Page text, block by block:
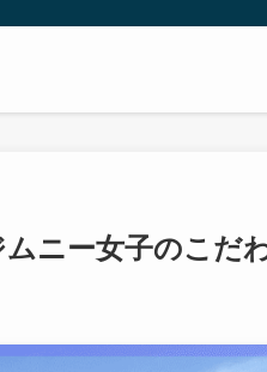
ニー女子のこだ